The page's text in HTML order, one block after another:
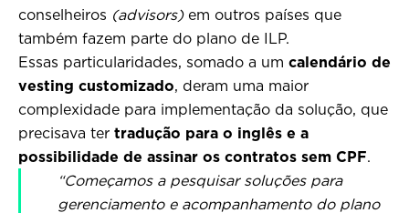
conselheiros (advisors) em outros países que
também fazem parte do plano de ILP.
Essas particularidades, somado a um calendário de
vesting customizado, deram uma maior
complexidade para implementação da solução, que
precisava ter tradução para o inglês e a
possibilidade de assinar os contratos sem CPF.
“Começamos a pesquisar soluções para
gerenciamento e acompanhamento do plano